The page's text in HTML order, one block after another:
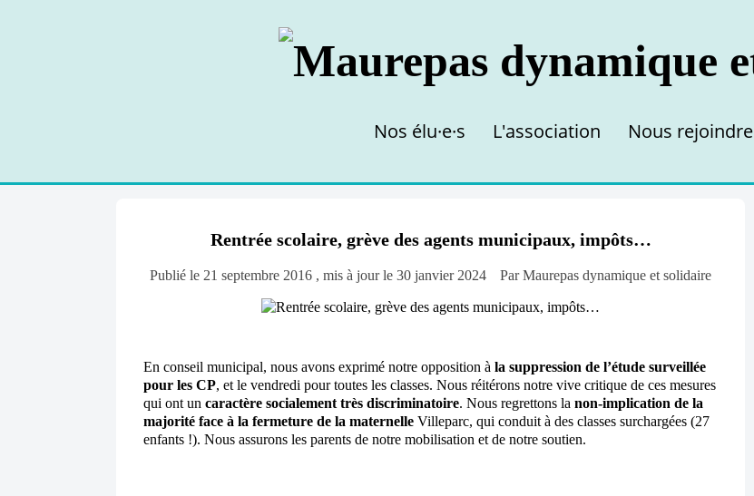
Nos élu·e·s L'association Nous rejoindre
Rentrée scolaire, grève des agents municipaux, impôts…
Publié le 21 septembre 2016 , mis à jour le 30 janvier 2024 Par Maurepas dynamique et solidaire
En conseil municipal, nous avons exprimé notre opposition à la suppression de l’étude surveillée
pour les CP, et le vendredi pour toutes les classes. Nous réitérons notre vive critique de ces mesures
qui ont un caractère socialement très discriminatoire. Nous regrettons la non-implication de la
majorité face à la fermeture de la maternelle Villeparc, qui conduit à des classes surchargées (27
enfants !). Nous assurons les parents de notre mobilisation et de notre soutien.